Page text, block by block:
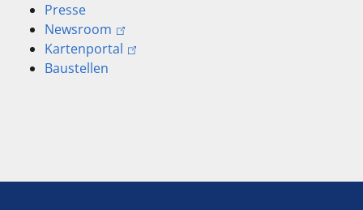
Presse
Newsroom
Kartenportal
Baustellen